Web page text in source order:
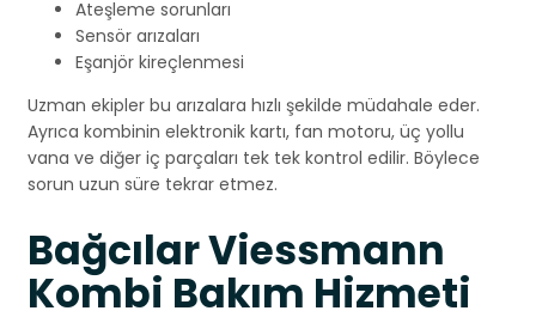
Ateşleme sorunları
Sensör arızaları
Eşanjör kireçlenmesi
Uzman ekipler bu arızalara hızlı şekilde müdahale eder.
Ayrıca kombinin elektronik kartı, fan motoru, üç yollu
vana ve diğer iç parçaları tek tek kontrol edilir. Böylece
sorun uzun süre tekrar etmez.
Bağcılar Viessmann
Kombi Bakım Hizmeti